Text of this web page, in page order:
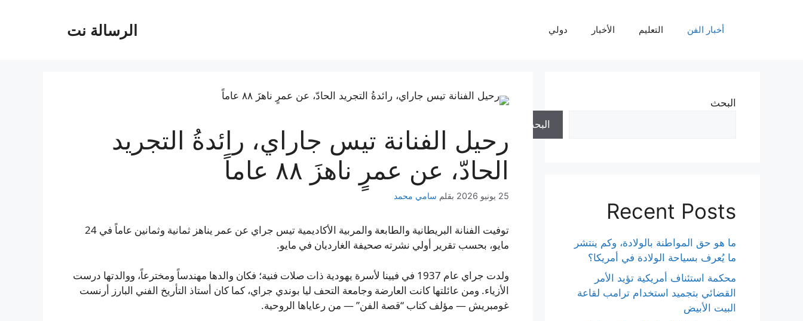
الرسالة نت أخبار الفن التعليم الأخبار دولي
رحيل الفنانة تيس جاراي، رائدةُ التجريد
الحادّ، عن عمرٍ ناهزَ ٨٨ عاماً
25 يونيو 2026 بقلم سامي محمد
توفيت الفنانة البريطانية والطابعة والمربية الأكاديمية تيس جراي عن عمر يناهز ثمانية وثمانين عاماً في 24
مايو، بحسب تقرير أولي نشرته صحيفة الغارديان في مايو.
ولدت جراي عام 1937 في فيينا لأسرة يهودية ذات صلات فنية؛ فكان والدها مهندساً ومخترعاً، ووالدتها درست
الأزياء. ومن عائلتها كانت العارضة وجامعة التحف ليا بوندي جراي، كما كان أستاذ التأريخ الفني البارز أرنست
غومبريش — مؤلف كتاب “قصة الفن” — من رعاياها الروحية.
البحث
البحث
Recent Posts
ما هو حق المواطنة بالولادة، وكم ينتشر
ما يُعرف بسياحة الولادة في أمريكا؟
محكمة استئناف أمريكية تؤيد الأمر
القضائي بتجميد استخدام ترامب لقاعة
البيت الأبيض